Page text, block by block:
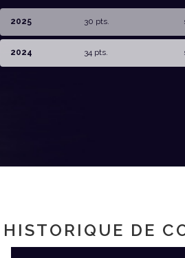
2025 30 pts.
2024 34 pts.
HISTORIQUE DE